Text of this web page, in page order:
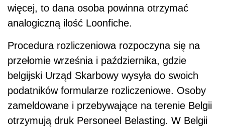
więcej, to dana osoba powinna otrzymać
analogiczną ilość Loonfiche.
Procedura rozliczeniowa rozpoczyna się na
przełomie września i października, gdzie
belgijski Urząd Skarbowy wysyła do swoich
podatników formularze rozliczeniowe. Osoby
zameldowane i przebywające na terenie Belgii
otrzymują druk Personeel Belasting. W Belgii